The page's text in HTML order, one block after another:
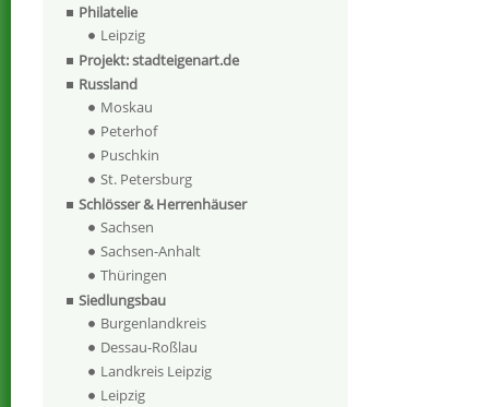
Philatelie
Leipzig
Projekt: stadteigenart.de
Russland
Moskau
Peterhof
Puschkin
St. Petersburg
Schlösser & Herrenhäuser
Sachsen
Sachsen-Anhalt
Thüringen
Siedlungsbau
Burgenlandkreis
Dessau-Roßlau
Landkreis Leipzig
Leipzig